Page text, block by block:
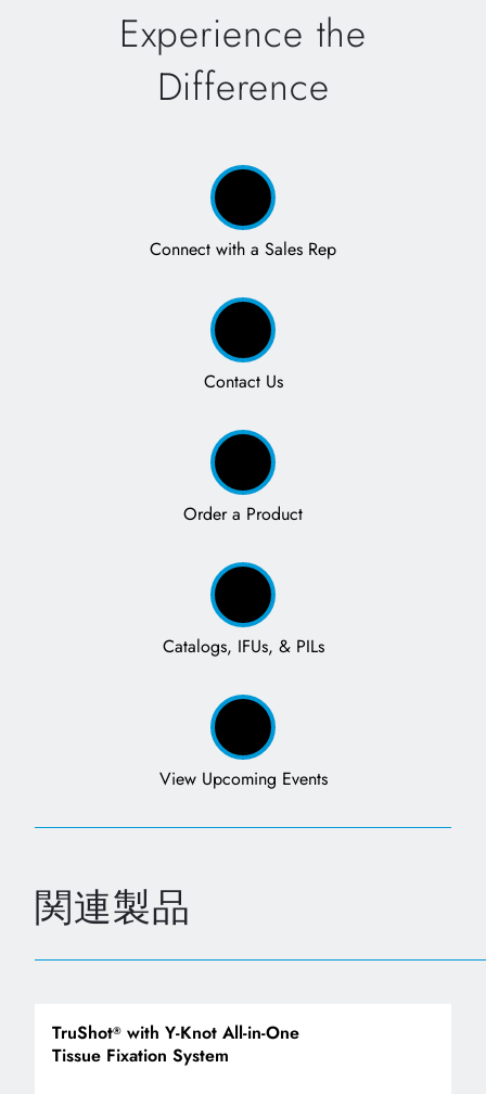
Experience the
Difference
Connect with a Sales Rep
Contact Us
Order a Product
Catalogs, IFUs, & PILs
View Upcoming Events
関連製品
TruShot® with Y-Knot All-in-One
Tissue Fixation System